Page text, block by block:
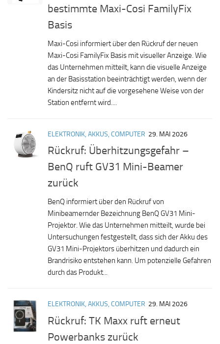
bestimmte Maxi-Cosi FamilyFix
Basis
Maxi-Cosi informiert über den Rückruf der neuen
Maxi-Cosi FamilyFix Basis mit visueller Anzeige. Wie
das Unternehmen mitteilt, kann die visuelle Anzeige
an der Basisstation beeinträchtigt werden, wenn der
Kindersitz nicht auf die vorgesehene Weise von der
Station entfernt wird....
ELEKTRONIK, AKKUS, COMPUTER 29. MAI 2026
Rückruf: Überhitzungsgefahr –
BenQ ruft GV31 Mini-Beamer
zurück
BenQ informiert über den Rückruf von
Minibeamernder Bezeichnung BenQ GV31 Mini-
Projektor. Wie das Unternehmen mitteilt, wurde bei
Untersuchungen festgestellt, dass sich der Akku des
GV31 Mini-Projektors überhitzen und dadurch ein
Brandrisiko entstehen kann. Um potenzielle Gefahren
durch das Produkt...
ELEKTRONIK, AKKUS, COMPUTER 29. MAI 2026
Rückruf: TK Maxx ruft erneut
Powerbanks zurück